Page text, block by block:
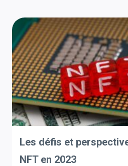
Les défis et
NFT en 2023